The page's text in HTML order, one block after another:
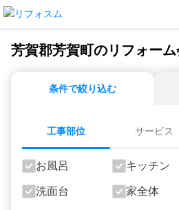
芳賀郡芳賀町のリフォー
条件で絞り込む
工事部位 サービス
お風呂 キッチン
洗面台 家全体